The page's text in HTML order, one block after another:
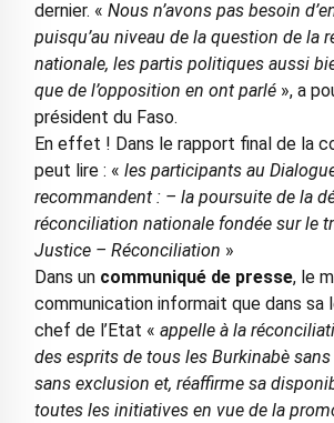
dernier. « Nous n’avons pas besoin
puisqu’au niveau de la question de la
nationale, les partis politiques aussi
que de l’opposition en ont parlé», a
président du Faso.
En effet ! Dans le rapport final de la
peut lire : « les participants au
recommandent : – la poursuite de la
réconciliation nationale fondée sur le
Justice – Réconciliation »
Dans un communiqué de presse, le
communication informait que dans sa
chef de l’Etat « appelle à la
des esprits de tous les Burkinabè
sans exclusion et, réaffirme sa
toutes les initiatives en vue de la